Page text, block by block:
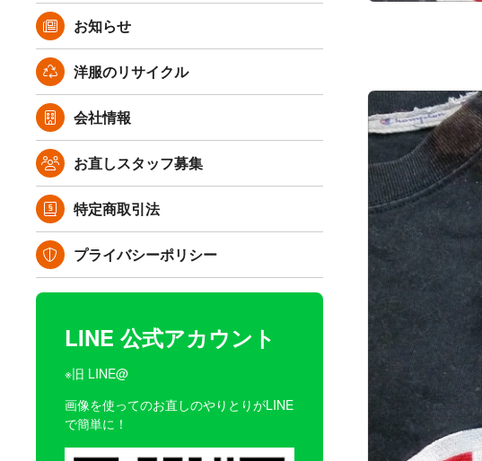
お知らせ
洋服のリサイクル
会社情報
お直しスタッフ募集
特定商取引法
プライバシーポリシー
LINE 公式アカウント
※旧 LINE@
画像を使ってのお直しのやりとりがLINE
で簡単に！